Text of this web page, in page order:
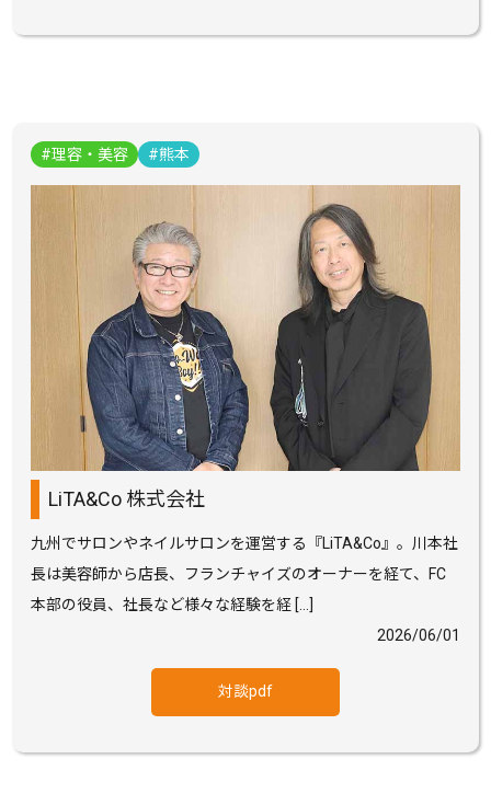
理容・美容 熊本
LiTA&Co 株式会社
九州でサロンやネイルサロンを運営する『LiTA&Co』。川本社
長は美容師から店長、フランチャイズのオーナーを経て、FC
本部の役員、社長など様々な経験を経 […]
2026/06/01
対談pdf